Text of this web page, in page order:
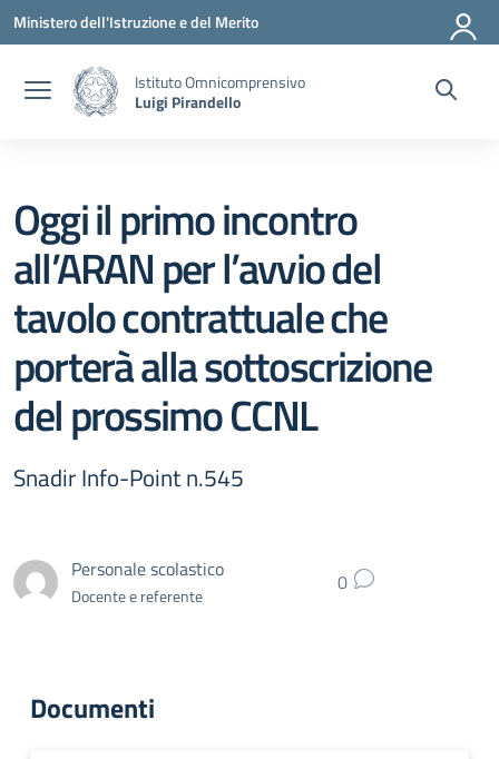
Vai ai contenuti
Vai al menu di navigazione
Vai al footer
Ministero dell'Istruzione e del Merito
Istituto Omnicomprensivo
Luigi Pirandello
Oggi il primo incontro
all’ARAN per l’avvio del
tavolo contrattuale che
porterà alla sottoscrizione
del prossimo CCNL
Snadir Info-Point n.545
Personale scolastico
Docente e referente 0
Documenti